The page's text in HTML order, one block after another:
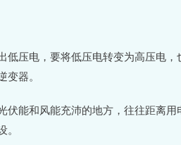
低压电，要将低压电转变为高压电
器。
伏能和风能充沛的地方，往往距离